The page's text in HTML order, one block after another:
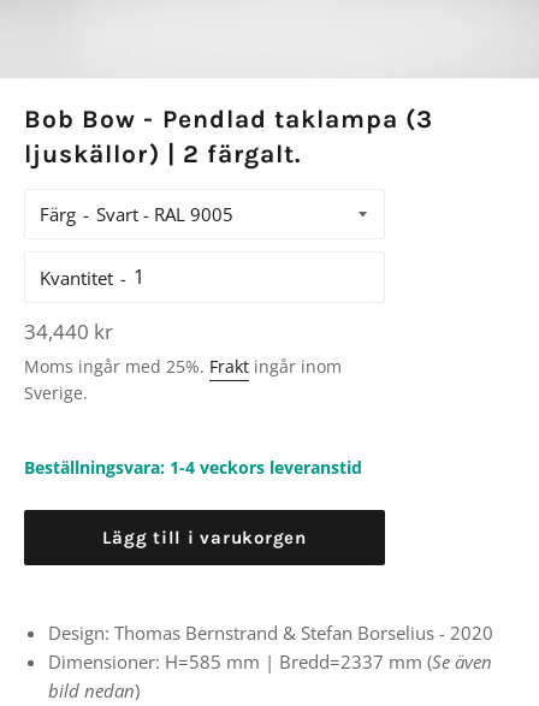
Bob Bow - Pendlad taklampa (3
ljuskällor) | 2 färgalt.
Färg
Kvantitet
Ordinarie
pris
34,440 kr
Moms ingår med 25%. Frakt ingår inom
Sverige.
Beställningsvara: 1-4 veckors leveranstid
Lägg till i varukorgen
Design: Thomas Bernstrand & Stefan Borselius - 2020
Dimensioner: H=585 mm | Bredd=2337 mm (Se även
bild nedan)